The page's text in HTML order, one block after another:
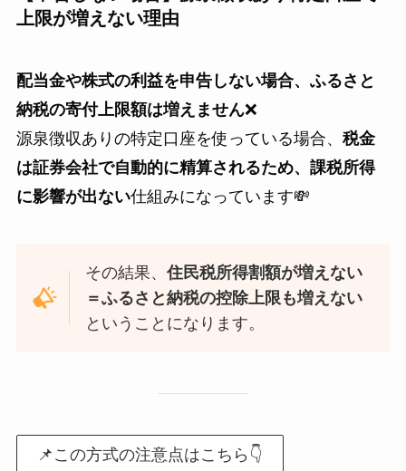
上限が増えない理由
配当金や株式の利益を申告しない場合、ふるさと
納税の寄付上限額は増えません❌
源泉徴収ありの特定口座を使っている場合、 税金
は証券会社で自動的に精算されるため、課税所得
に影響が出ない仕組みになっています💸
その結果、住民税所得割額が増えない
＝ふるさと納税の控除上限も増えない
ということになります。
📌この方式の注意点はこちら👇